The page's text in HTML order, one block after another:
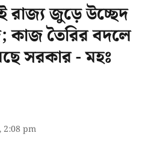
জুড়ে উচ্ছেদ
কাজ তৈরির বদলে
সরকার - মহঃ
2:08 pm